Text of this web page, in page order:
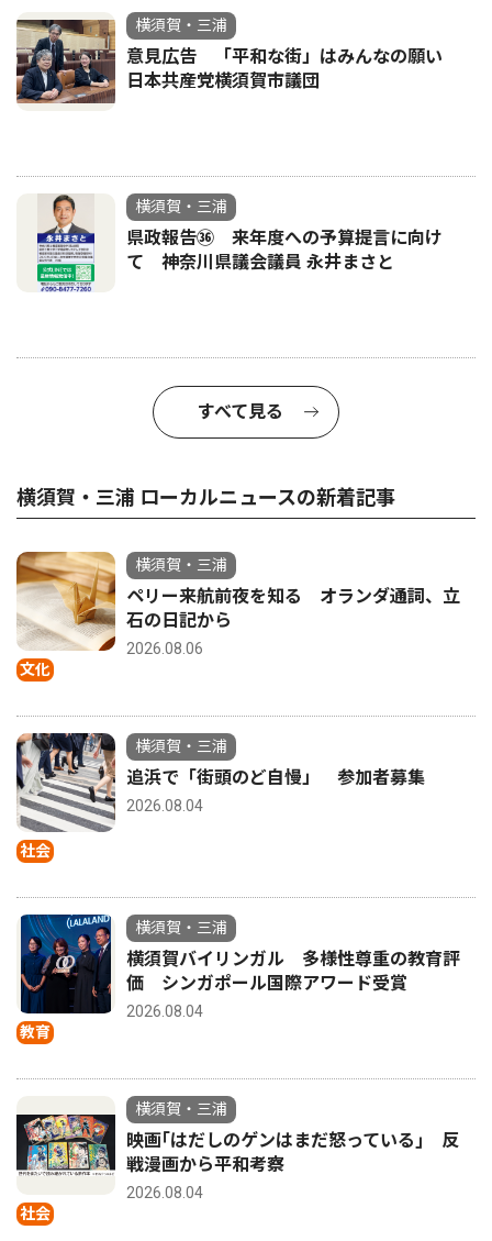
横須賀・三浦
意見広告 「平和な街」はみんなの願い
日本共産党横須賀市議団
横須賀・三浦
県政報告㊱ 来年度への予算提言に向け
て 神奈川県議会議員 永井まさと
すべて見る
横須賀・三浦 ローカルニュースの新着記事
文化
横須賀・三浦
ペリー来航前夜を知る オランダ通詞、立
石の日記から
2026.08.06
社会
横須賀・三浦
追浜で「街頭のど自慢」 参加者募集
2026.08.04
教育
横須賀・三浦
横須賀バイリンガル 多様性尊重の教育評
価 シンガポール国際アワード受賞
2026.08.04
社会
横須賀・三浦
映画｢はだしのゲンはまだ怒っている｣ 反
戦漫画から平和考察
2026.08.04